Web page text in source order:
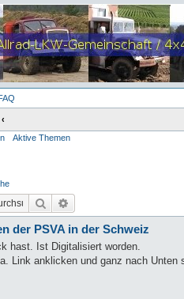
Aktive Themen
Suche
der PSVA in der Schweiz
hast. Ist Digitalisiert worden.
Link anklicken und ganz nach